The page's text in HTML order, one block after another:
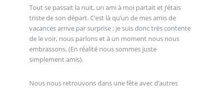
Tout se passait la nuit, un ami à moi partait et j’étais
triste de son départ. C’est là qu’un de mes amis de
vacances arrive par surprise ; je suis donc très contente
de le voir, nous parlons et à un moment nous nous
embrassons. (En réalité nous sommes juste
simplement amis).
Nous nous retrouvons dans une fête avec d’autres